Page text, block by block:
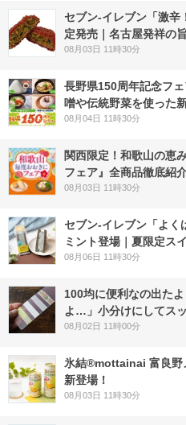
セブン-イレブン「激辛
定発売｜名古屋発祥の
08月03日 11時30分
長野県150周年記念フ
噌や伝統野菜を使った
08月04日 11時30分
関西限定！和歌山の恵
フェア』全商品徹底紹
08月03日 11時30分
セブン‐イレブン「よく
ミント登場｜夏限定ス
08月06日 11時30分
100均に便利なの出た
よ…」小分けにしてス
08月02日 11時00分
氷結®mottainai 富良野
新登場！
08月03日 11時30分